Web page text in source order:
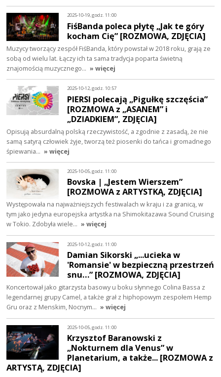
2025-10-19, godz. 11:00
FiśBanda poleca płytę „Jak te góry
kocham Cię” [ROZMOWA, ZDJĘCIA]
Muzycy tworzący zespół FiśBanda, który powstał w 2018 roku, grają ze
sobą od wielu lat. Łączy ich ta sama tradycja poparta świetną
znajomością muzycznego… » więcej
2025-10-12, godz. 10:57
PIERSI polecają „Pigułkę szczęścia”
[ROZMOWA z „ASANEM” i
„DZIADKIEM”, ZDJĘCIA]
Opisują absurdalną polską rzeczywistość, a zgodnie z zasadą, że nie
samą satyrą człowiek żyje, tworzą też piosenki do tańca i gromadnego
śpiewania… » więcej
2025-10-05, godz. 11:00
Bovska | „Jestem Wierszem”
[ROZMOWA z ARTYSTKĄ, ZDJĘCIA]
Występowała na najważniejszych festiwalach w kraju i za granicą, w
tym jako jedyna europejska artystka na Shimokitazawa Sound Cruising
w Tokio. Zdobyła wiele… » więcej
2025-10-12, godz. 11:00
Damian Sikorski „...ucieka w
'Romansie' w bezpieczną przestrzeń
snu…” [ROZMOWA, ZDJĘCIA]
Koncertował jako gitarzysta basowy u boku słynnego Colina Bassa z
legendarnej grupy Camel, a także grał z hiphopowym zespołem Hemp
Gru oraz z Menskim, Nocnym… » więcej
2025-10-05, godz. 11:00
Krzysztof Baranowski z
„Nokturnem dla Venus” w
Planetarium, a także... [ROZMOWA z
ARTYSTĄ, ZDJĘCIA]